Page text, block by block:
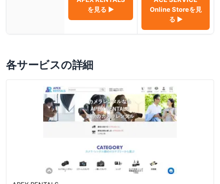
を見る ▶
Online Storeを見
る ▶
各サービスの詳細